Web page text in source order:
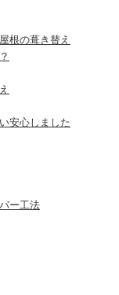
根の葺き替え
安心しました
ー工法